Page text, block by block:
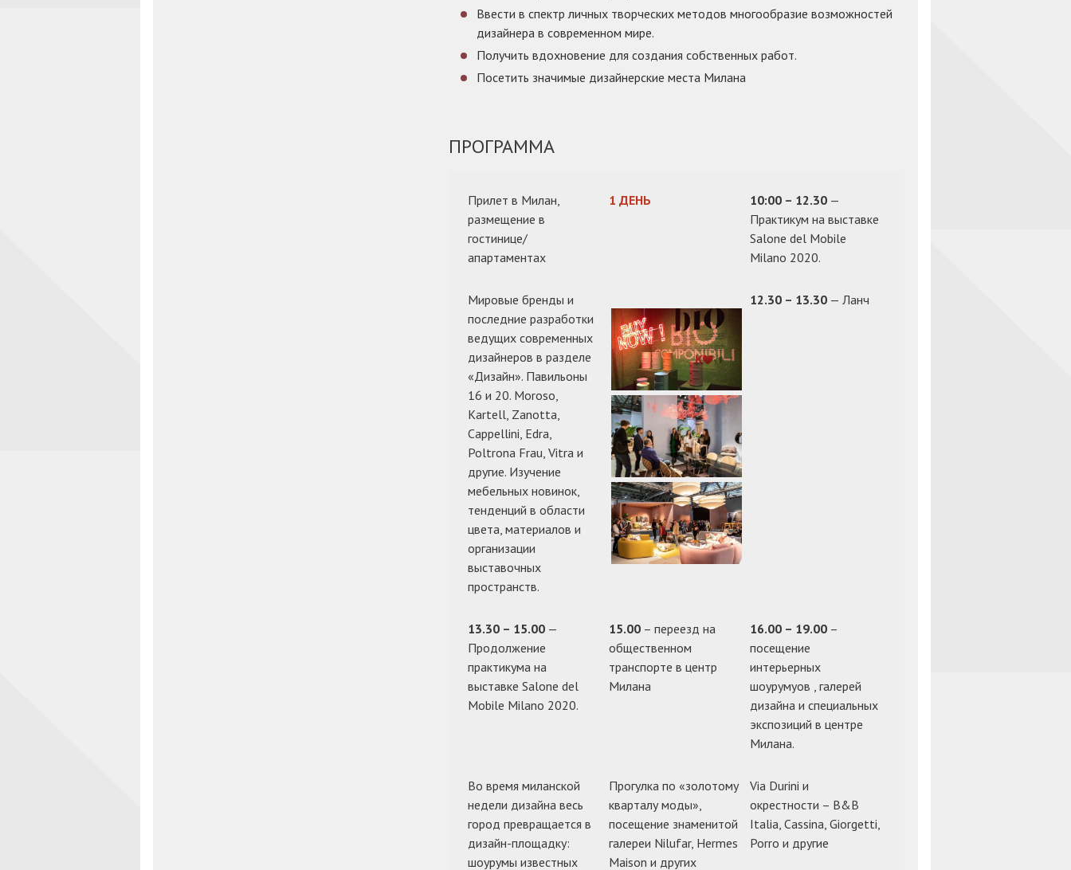
Ввести в спектр личных творческих методов многообразие возможностей
дизайнера в современном мире.
Получить вдохновение для создания собственных работ.
Посетить значимые дизайнерские места Милана
ПРОГРАММА
Прилет в Милан,
размещение в
гостинице/
апартаментах
1 ДЕНЬ 10:00 – 12.30—
Практикум на выставке
Salone del Mobile
Milano 2020.
Мировые бренды и
последние разработки
ведущих современных
дизайнеров в разделе
«Дизайн». Павильоны
16 и 20. Moroso,
Kartell, Zanotta,
Cappellini, Edra,
Poltrona Frau, Vitra и
другие. Изучение
мебельных новинок,
тенденций в области
цвета, материалов и
организации
выставочных
пространств.
12.30 – 13.30— Ланч
13.30 – 15.00—
Продолжение
практикума на
выставке Salone del
Mobile Milano 2020.
15.00– переезд на
общественном
транспорте в центр
Милана
16.00 – 19.00–
посещение
интерьерных
шоурумуов , галерей
дизайна и специальных
экспозиций в центре
Милана.
Во время миланской
недели дизайна весь
город превращается в
дизайн-площадку:
шоурумы известных
Прогулка по «золотому
кварталу моды»,
посещение знаменитой
галереи Nilufar, Hermes
Maison и других
Via Durini и
окрестности – B&B
Italia, Cassina, Giorgetti,
Porro и другие